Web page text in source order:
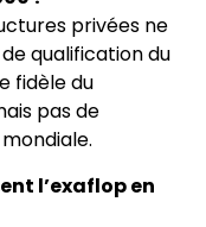
privées ne
qualification du
fidèle du
pas de
l’exaflop en